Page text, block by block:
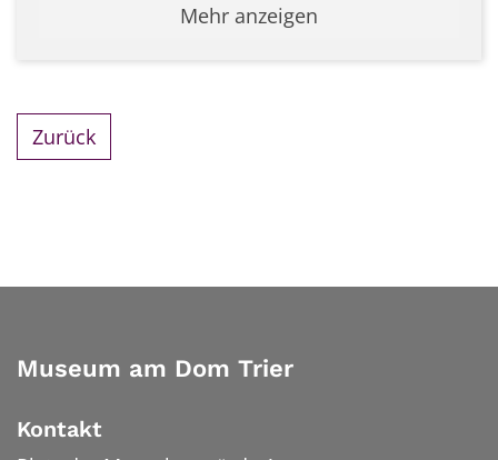
Mehr anzeigen
Zurück
Museum am Dom Trier
Kontakt